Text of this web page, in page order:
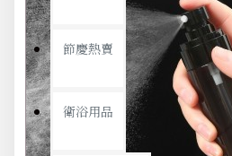
節慶熱賣
衛浴用品